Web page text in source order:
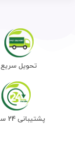
تحویل سریع
پشتیبانی 24 ساعته